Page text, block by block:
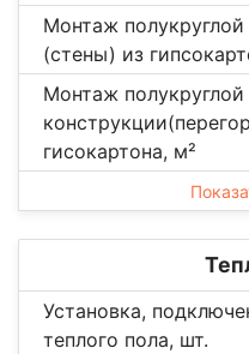
Монтаж
(стены) из
Монтаж полукруглой
гисокартона, м²
Установка,
теплого пола, шт.